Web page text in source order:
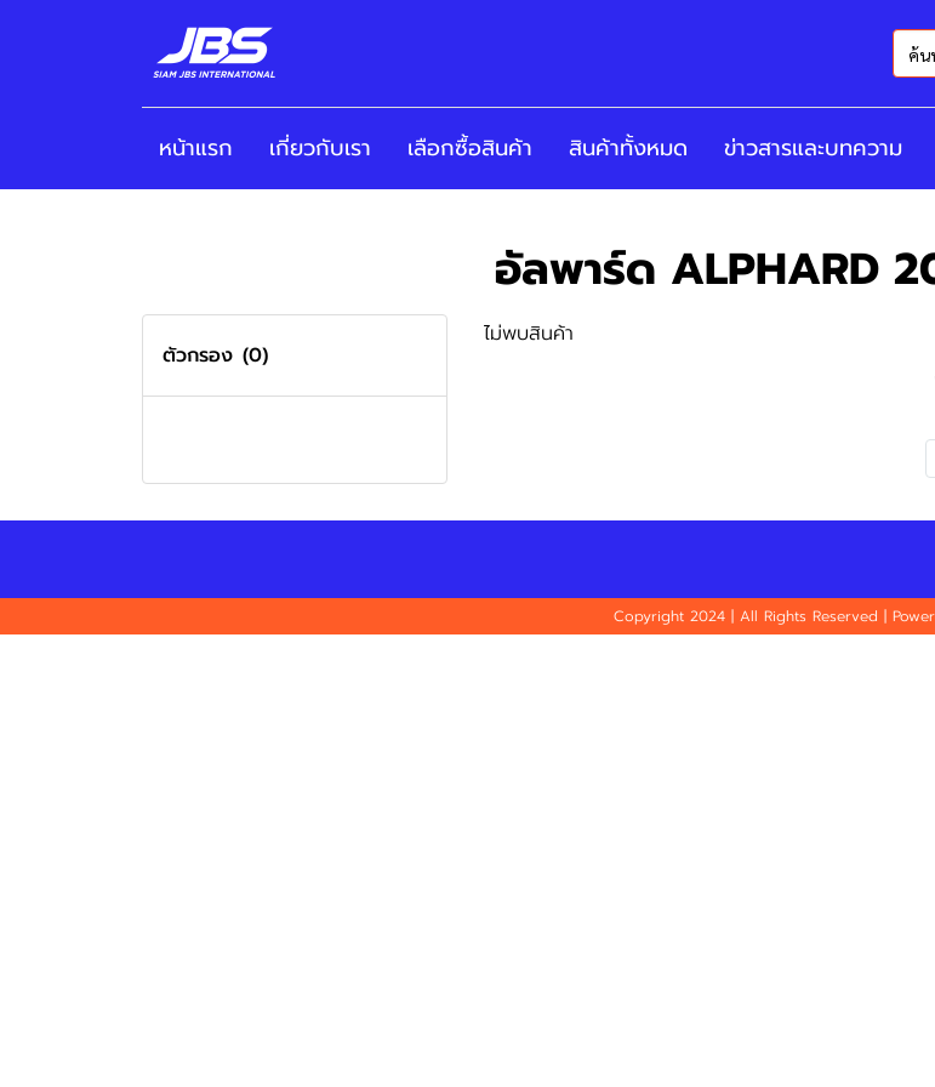
หน้าแรก เกี่ยวกับเรา เลือกซื้อสินค้า สินค้าทั้งหมด ข่าวสารและบทความ
อัลพาร์ด ALPHARD
ตัวกรอง (0)
ไม่พบสินค้า
Copyright 2024 | All Rights Reserved |